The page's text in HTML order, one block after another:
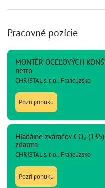
Pracovné pozície
MONTÉR OCEĽOVÝCH
netto
CHRISTAL s. r. o., Francúzsko
Pozri ponuku
Hľadáme zváračov CO₂
zdarma
CHRISTAL s. r. o., Francúzsko
Pozri ponuku